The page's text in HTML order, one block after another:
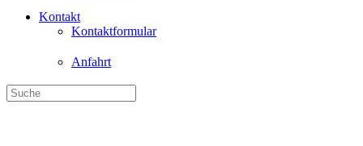
Kontakt
Kontaktformular
Anfahrt